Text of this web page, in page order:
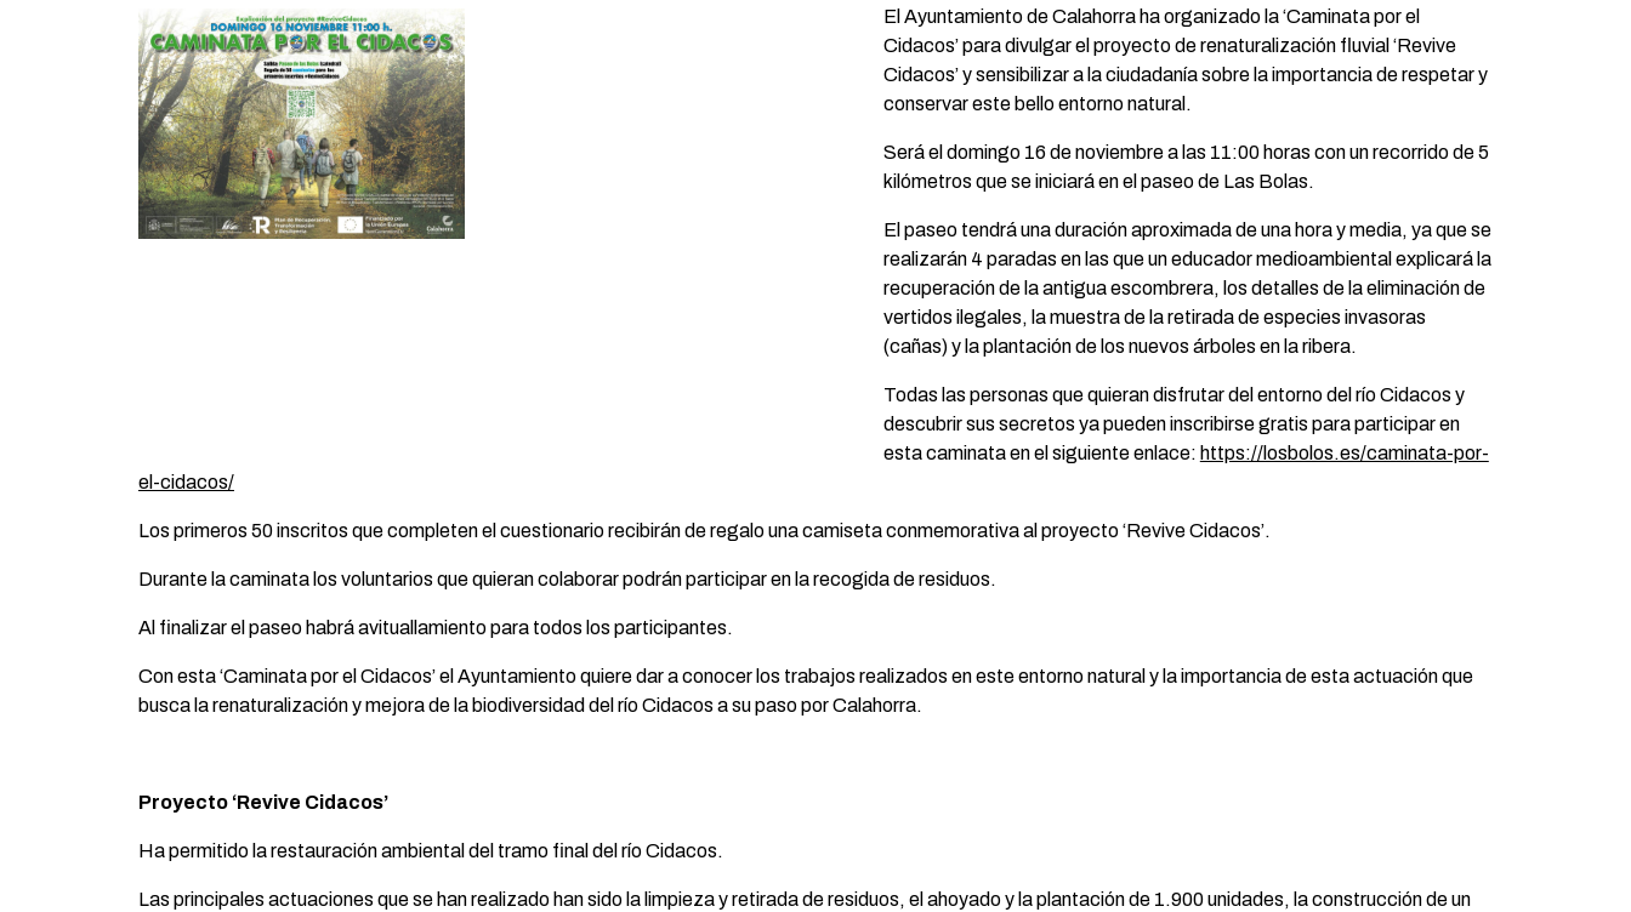
El Ayuntamiento de Calahorra ha organizado la ‘Caminata por el
Cidacos’ para divulgar el proyecto de renaturalización fluvial ‘Revive
Cidacos’ y sensibilizar a la ciudadanía sobre la importancia de respetar y
conservar este bello entorno natural.
Será el domingo 16 de noviembre a las 11:00 horas con un recorrido de 5
kilómetros que se iniciará en el paseo de Las Bolas.
El paseo tendrá una duración aproximada de una hora y media, ya que se
realizarán 4 paradas en las que un educador medioambiental explicará la
recuperación de la antigua escombrera, los detalles de la eliminación de
vertidos ilegales, la muestra de la retirada de especies invasoras
(cañas) y la plantación de los nuevos árboles en la ribera.
Todas las personas que quieran disfrutar del entorno del río Cidacos y
descubrir sus secretos ya pueden inscribirse gratis para participar en
esta caminata en el siguiente enlace: https://losbolos.es/caminata-por-
el-cidacos/
Los primeros 50 inscritos que completen el cuestionario recibirán de regalo una camiseta conmemorativa al proyecto ‘Revive Cidacos’.
Durante la caminata los voluntarios que quieran colaborar podrán participar en la recogida de residuos.
Al finalizar el paseo habrá avituallamiento para todos los participantes.
Con esta ‘Caminata por el Cidacos’ el Ayuntamiento quiere dar a conocer los trabajos realizados en este entorno natural y la importancia de esta actuación que
busca la renaturalización y mejora de la biodiversidad del río Cidacos a su paso por Calahorra.
Proyecto ‘Revive Cidacos’
Ha permitido la restauración ambiental del tramo final del río Cidacos.
Las principales actuaciones que se han realizado han sido la limpieza y retirada de residuos, el ahoyado y la plantación de 1.900 unidades, la construcción de un